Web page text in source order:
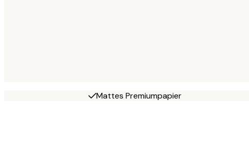
Mattes Premiumpapier